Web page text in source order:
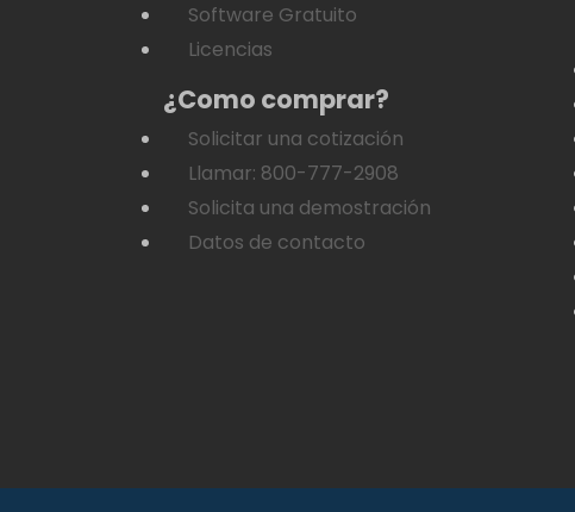
Software Gratuito
Licencias
¿Como comprar?
Solicitar una cotización
Llamar: 800-777-2908
Solicita una demostración
Datos de contacto